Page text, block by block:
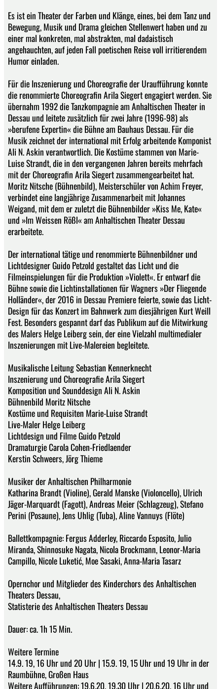
Es ist ein Theater der Farben und Klänge, eines, bei dem Tanz und
Bewegung, Musik und Drama gleichen Stellenwert haben und zu
einer mal konkreten, mal abstrakten, mal dadaistisch
angehauchten, auf jeden Fall poetischen Reise voll irritierendem
Humor einladen.
Für die Inszenierung und Choreografie der Uraufführung konnte
die renommierte Choreografin Arila Siegert engagiert werden. Sie
übernahm 1992 die Tanzkompagnie am Anhaltischen Theater in
Dessau und leitete zusätzlich für zwei Jahre (1996-98) als
»berufene Expertin« die Bühne am Bauhaus Dessau. Für die
Musik zeichnet der international mit Erfolg arbeitende Komponist
Ali N. Askin verantwortlich. Die Kostüme stammen von Marie-
Luise Strandt, die in den vergangenen Jahren bereits mehrfach
mit der Choreografin Arila Siegert zusammengearbeitet hat.
Moritz Nitsche (Bühnenbild), Meisterschüler von Achim Freyer,
verbindet eine langjährige Zusammenarbeit mit Johannes
Weigand, mit dem er zuletzt die Bühnenbilder »Kiss Me, Kate«
und »Im Weissen Rößl« am Anhaltischen Theater Dessau
erarbeitete.
Der international tätige und renommierte Bühnenbildner und
Lichtdesigner Guido Petzold gestaltet das Licht und die
Filmeinspielungen für die Produktion »Violett«. Er entwarf die
Bühne sowie die Lichtinstallationen für Wagners »Der Fliegende
Holländer«, der 2016 in Dessau Premiere feierte, sowie das Licht-
Design für das Konzert im Bahnwerk zum diesjährigen Kurt Weill
Fest. Besonders gespannt darf das Publikum auf die Mitwirkung
des Malers Helge Leiberg sein, der eine Vielzahl multimedialer
Inszenierungen mit Live-Malereien begleitete.
Musikalische Leitung Sebastian Kennerknecht
Inszenierung und Choreografie Arila Siegert
Komposition und Sounddesign Ali N. Askin
Bühnenbild Moritz Nitsche
Kostüme und Requisiten Marie-Luise Strandt
Live-Maler Helge Leiberg
Lichtdesign und Filme Guido Petzold
Dramaturgie Carola Cohen-Friedlaender
Kerstin Schweers, Jörg Thieme
Musiker der Anhaltischen Philharmonie
Katharina Brandt (Violine), Gerald Manske (Violoncello), Ulrich
Jäger-Marquardt (Fagott), Andreas Meier (Schlagzeug), Stefano
Perini (Posaune), Jens Uhlig (Tuba), Aline Vannuys (Flöte)
Ballettkompagnie: Fergus Adderley, Riccardo Esposito, Julio
Miranda, Shinnosuke Nagata, Nicola Brockmann, Leonor-Maria
Campillo, Nicole Luketić, Moe Sasaki, Anna-Maria Tasarz
Opernchor und Mitglieder des Kinderchors des Anhaltischen
Theaters Dessau,
Statisterie des Anhaltischen Theaters Dessau
Dauer: ca. 1h 15 Min.
Weitere Termine
14.9. 19, 16 Uhr und 20 Uhr | 15.9. 19, 15 Uhr und 19 Uhr in der
Raumbühne, Großen Haus
Weitere Aufführungen: 19.6.20, 19.30 Uhr | 20.6.20, 16 Uhr und